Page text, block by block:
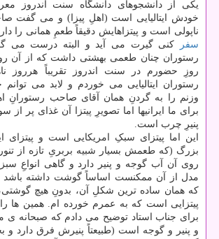
یکی از دانشجوهای دانشگاه سنت اندروز
خودش ایتالیایی است (اهلِ پیزا) و می گفت
ناپولی است و پیتزاهایش دقیقاً طعمِ همانی را
سفر
کنی گیرت می آید و البته درست می
رستوران چنان طعمی بهشتی داشت که از آن
روزِ حضورم در سنت اندروز تقریباً هرروز
رستوران ایتالیایی می خوردم و لابد می توانم
وزنم را به گردنِ همان آقای صاحب رستورانِ اهل
برای ما ایرانیها اما تصویرِ پیتزا آن غذای پر
پنیرِ چرب است.
این اما پیتزای سبکِ امریکایی است و پیتزای
بزرگ (که طعمش بسیار شبیه بربریِ تازه از
روی آن آب گوجه و پنیر دارد و گاهی انواعِ
مدل از آن ممکنست اساساً گوشت داشته باشد و
که همان ساده ترین شکلِ آن، بدونِ هیچ
پیتزایی است که به عمرم خورده ام. همین ها
برای جناب استاد توضیح می دادم که صبحانه ی ما
و پنیر و گوجه است (طبیعتاً پنیرش فرق دارد و